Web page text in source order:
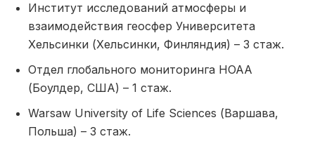
Институт исследований атмосферы и
взаимодействия геосфер Университета
Хельсинки (Хельсинки, Финляндия) – 3 стаж.
Отдел глобального мониторинга НОАА
(Боулдер, США) – 1 стаж.
Warsaw University of Life Sciences (Варшава,
Польша) – 3 стаж.